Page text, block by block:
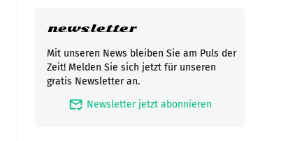
newsletter
Mit unseren News bleiben Sie am Puls der
Zeit! Melden Sie sich jetzt für unseren
gratis Newsletter an.
mark_email_read Newsletter jetzt abonnieren